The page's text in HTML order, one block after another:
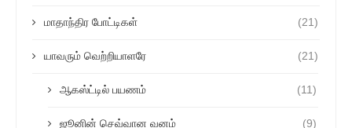
மாதாந்திர போட்டிகள் (21)
யாவரும் வெற்றியாளரே (21)
ஆகஸ்ட்டில் பயணம் (11)
ஜூனின் செவ்வான வனம் (9)